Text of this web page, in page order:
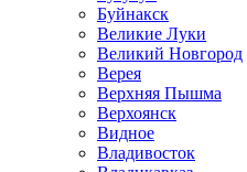
Буйнакск
Великие Луки
Великий Новгород
Верея
Верхняя Пышма
Верхоянск
Видное
Владивосток